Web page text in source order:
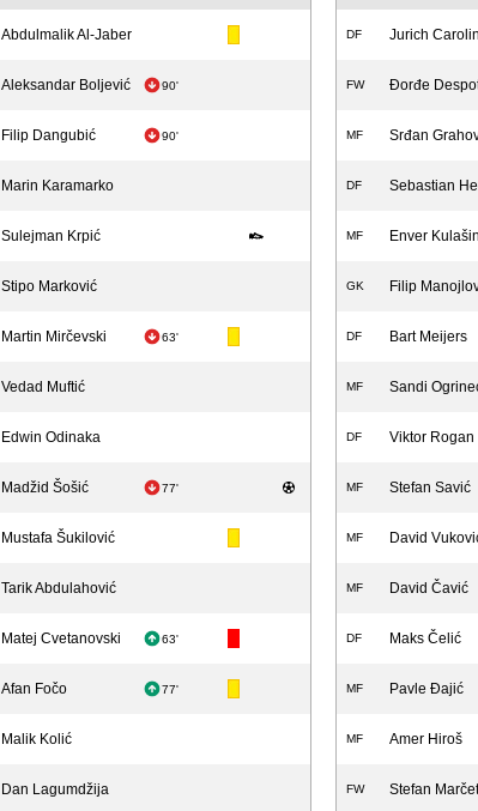
Abdulmalik Al-Jaber
Aleksandar Boljević 90'
Filip Dangubić 90'
Marin Karamarko
Sulejman Krpić
Stipo Marković
Martin Mirčevski 63'
Vedad Muftić
Edwin Odinaka
Madžid Šošić 77'
Mustafa Šukilović
Tarik Abdulahović
Matej Cvetanovski 63'
Afan Fočo 77'
Malik Kolić
Dan Lagumdžija
DF Jurich
FW Đorđe
MF Srđan
DF Sebastian
MF Enver Kulašin
GK Filip
DF Bart Meijers
MF Sandi
DF Viktor Rogan
MF Stefan Savić
MF David
MF David Čavić
DF Maks Čelić
MF Pavle Đajić
MF Amer Hiroš
FW Stefan